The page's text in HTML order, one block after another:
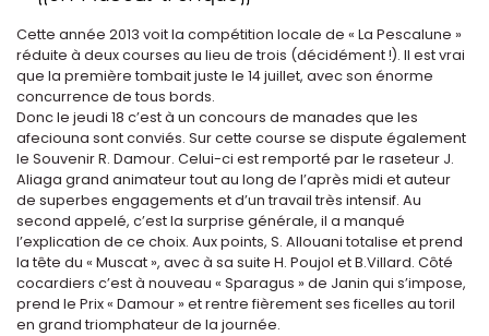
Cette année 2013 voit la compétition locale de « La Pescalune »
réduite à deux courses au lieu de trois (décidément !). Il est vrai
que la première tombait juste le 14 juillet, avec son énorme
concurrence de tous bords.
Donc le jeudi 18 c’est à un concours de manades que les
afeciouna sont conviés. Sur cette course se dispute également
le Souvenir R. Damour. Celui-ci est remporté par le raseteur J.
Aliaga grand animateur tout au long de l’après midi et auteur
de superbes engagements et d’un travail très intensif. Au
second appelé, c’est la surprise générale, il a manqué
l’explication de ce choix. Aux points, S. Allouani totalise et prend
la tête du « Muscat », avec à sa suite H. Poujol et B.Villard. Côté
cocardiers c’est à nouveau « Sparagus » de Janin qui s’impose,
prend le Prix « Damour » et rentre fièrement ses ficelles au toril
en grand triomphateur de la journée.